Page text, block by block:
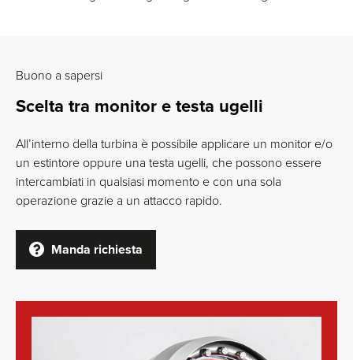
Scelta tra monitor e testa ugelli
Buono a sapersi
All’interno della turbina è possibile applicare un monitor e/o
un estintore oppure una testa ugelli, che possono essere
intercambiati in qualsiasi momento e con una sola
operazione grazie a un attacco rapido.
Manda richiesta